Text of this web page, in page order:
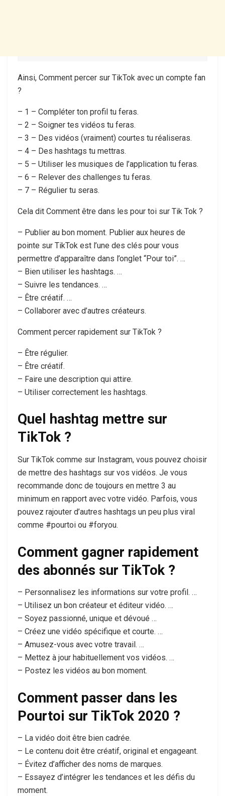
Ainsi, Comment percer sur TikTok avec un compte fan
?
– 1 – Compléter ton profil tu feras.
– 2 – Soigner tes vidéos tu feras.
– 3 – Des vidéos (vraiment) courtes tu réaliseras.
– 4 – Des hashtags tu mettras.
– 5 – Utiliser les musiques de l’application tu feras.
– 6 – Relever des challenges tu feras.
– 7 – Régulier tu seras.
Cela dit Comment être dans les pour toi sur Tik Tok ?
– Publier au bon moment. Publier aux heures de
pointe sur TikTok est l’une des clés pour vous
permettre d’apparaître dans l’onglet “Pour toi”. …
– Bien utiliser les hashtags. …
– Suivre les tendances. …
– Être créatif. …
– Collaborer avec d’autres créateurs.
Comment percer rapidement sur TikTok ?
– Être régulier.
– Être créatif.
– Faire une description qui attire.
– Utiliser correctement les hashtags.
Quel hashtag mettre sur
TikTok ?
Sur TikTok comme sur Instagram, vous pouvez choisir
de mettre des hashtags sur vos vidéos. Je vous
recommande donc de toujours en mettre 3 au
minimum en rapport avec votre vidéo. Parfois, vous
pouvez rajouter d’autres hashtags un peu plus viral
comme #pourtoi ou #foryou.
Comment gagner rapidement
des abonnés sur TikTok ?
– Personnalisez les informations sur votre profil. …
– Utilisez un bon créateur et éditeur vidéo. …
– Soyez passionné, unique et dévoué …
– Créez une vidéo spécifique et courte. …
– Amusez-vous avec votre travail. …
– Mettez à jour habituellement vos vidéos. …
– Postez les vidéos au bon moment.
Comment passer dans les
Pourtoi sur TikTok 2020 ?
– La vidéo doit être bien cadrée.
– Le contenu doit être créatif, original et engageant.
– Évitez d’afficher des noms de marques.
– Essayez d’intégrer les tendances et les défis du
moment.